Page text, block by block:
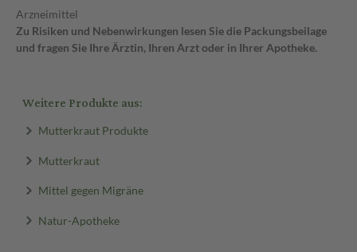
Arzneimittel
Zu Risiken und Nebenwirkungen lesen Sie die Packungsbeilage
und fragen Sie Ihre Ärztin, Ihren Arzt oder in Ihrer Apotheke.
Weitere Produkte aus:
Mutterkraut Produkte
Mutterkraut
Mittel gegen Migräne
Natur-Apotheke